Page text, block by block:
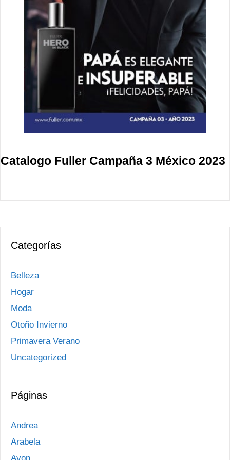
Catalogo Fuller Campaña 3 México 2023
Categorías
Belleza
Hogar
Moda
Otoño Invierno
Primavera Verano
Uncategorized
Páginas
Andrea
Arabela